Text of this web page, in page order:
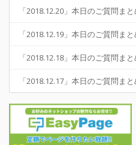
「2018.12.20」本日のご質問まと
「2018.12.19」本日のご質問まと
「2018.12.18」本日のご質問まと
「2018.12.17」本日のご質問まと